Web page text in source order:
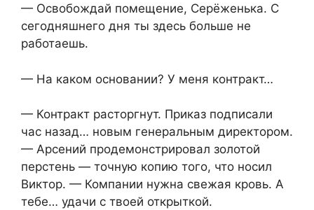
— Освобождай помещение, Серёженька. С
сегодняшнего дня ты здесь больше не
работаешь.
— На каком основании? У меня контракт…
— Контракт расторгнут. Приказ подписали
час назад… новым генеральным директором.
— Арсений продемонстрировал золотой
перстень — точную копию того, что носил
Виктор. — Компании нужна свежая кровь. А
тебе… удачи с твоей открыткой.